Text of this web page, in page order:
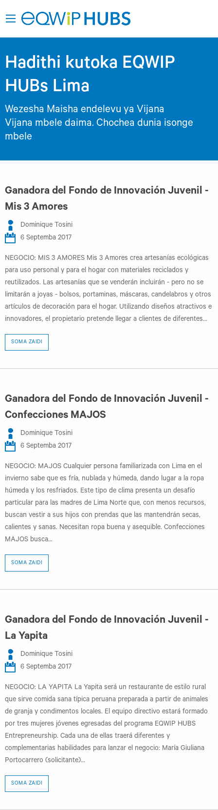
Hadithi kutoka EQWIP
HUBs Lima
Wezesha Maisha endelevu ya Vijana
Vijana mbele daima. Chochea dunia isonge
mbele
Ganadora del Fondo de Innovación Juvenil -
Mis 3 Amores
Dominique Tosini
6 Septemba 2017
NEGOCIO: MIS 3 AMORES Mis 3 Amores crea artesanías ecológicas
para uso personal y para el hogar con materiales reciclados y
reutilizados. Las artesanías que se venderán incluirán - pero no se
limitarán a joyas - bolsos, portaminas, máscaras, candelabros y otros
artículos de decoración para el hogar. Utilizando diseños atractivos e
innovadores, el propietario pretende llegar a clientes de diferentes...
SOMA ZAIDI
Ganadora del Fondo de Innovación Juvenil -
Confecciones MAJOS
Dominique Tosini
6 Septemba 2017
NEGOCIO: MAJOS Cualquier persona familiarizada con Lima en el
invierno sabe que es fría, nublada y húmeda, dando lugar a la ropa
húmeda y los resfriados. Este tipo de clima presenta un desafío
particular para las madres de Lima Norte que, con menos recursos,
buscan vestir a sus hijos con prendas que las mantendrán secas,
calientes y sanas. Necesitan ropa buena y asequible. Confecciones
MAJOS busca...
SOMA ZAIDI
Ganadora del Fondo de Innovación Juvenil -
La Yapita
Dominique Tosini
6 Septemba 2017
NEGOCIO: LA YAPITA La Yapita será un restaurante de estilo rural
que sirve comida sana típica peruana preparada a partir de animales
de granja y condimentos locales. El equipo directivo estará formado
por tres mujeres jóvenes egresadas del programa EQWIP HUBS
Entrepreneurship. Cada una de ellas traerá diferentes y
complementarias habilidades para lanzar el negocio: María Giuliana
Portocarrero (solicitante)...
SOMA ZAIDI